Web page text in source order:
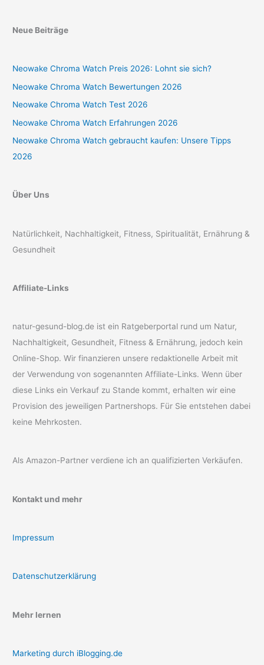
Neue Beiträge
Neowake Chroma Watch Preis 2026: Lohnt sie sich?
Neowake Chroma Watch Bewertungen 2026
Neowake Chroma Watch Test 2026
Neowake Chroma Watch Erfahrungen 2026
Neowake Chroma Watch gebraucht kaufen: Unsere Tipps
2026
Über Uns
Natürlichkeit, Nachhaltigkeit, Fitness, Spiritualität, Ernährung &
Gesundheit
Affiliate-Links
natur-gesund-blog.de ist ein Ratgeberportal rund um Natur,
Nachhaltigkeit, Gesundheit, Fitness & Ernährung, jedoch kein
Online-Shop. Wir finanzieren unsere redaktionelle Arbeit mit
der Verwendung von sogenannten Affiliate-Links. Wenn über
diese Links ein Verkauf zu Stande kommt, erhalten wir eine
Provision des jeweiligen Partnershops. Für Sie entstehen dabei
keine Mehrkosten.
Als Amazon-Partner verdiene ich an qualifizierten Verkäufen.
Kontakt und mehr
Impressum
Datenschutzerklärung
Mehr lernen
Marketing durch iBlogging.de